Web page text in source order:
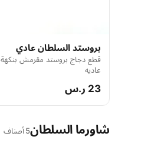
بروستد السلطان عادي
قطع دجاج بروستد مقرمش بنكهة
عاديه
23 ر.س
شاورما السلطان5 أصناف